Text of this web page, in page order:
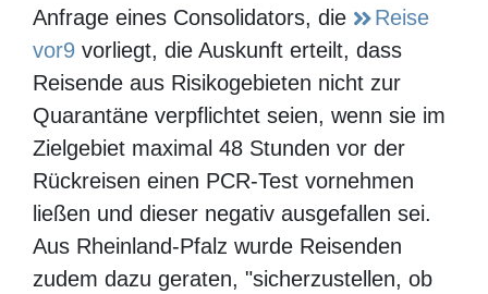
zeigt die Hotelkette, wie Urlaub und Umweltschutz
Mitarbeiter der Staatskanzleien in Hessen
und Rheinland-Pfalz hatten zuvor auf eine
Anfrage eines Consolidators, die
Reise
vor9 vorliegt, die Auskunft erteilt, dass
Reisende aus Risikogebieten nicht zur